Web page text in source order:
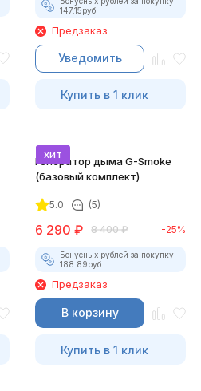
147.15руб.
Предзаказ
Уведомить
Купить в 1 клик
хит
Генератор дыма G-Smoke
(базовый комплект)
5.0 (5)
6 290 ₽ 8 400 ₽ -25%
Бонусных рублей за покупку:
188.89руб.
Предзаказ
В корзину
Купить в 1 клик